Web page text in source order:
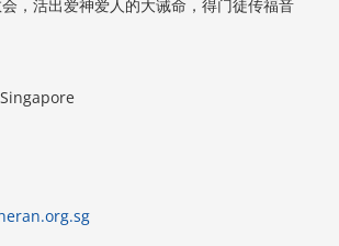
，活出爱神爱人的大诫命，​得门徒传福音